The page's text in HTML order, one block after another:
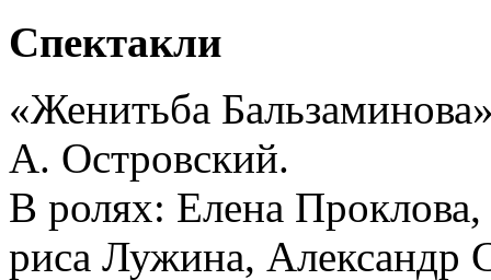
Спектакли
«Женитьба
А. Островский.
В ролях: Елена
риса Лужина, Александр